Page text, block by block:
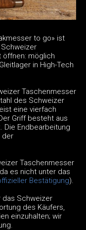
to go» ist
möglich
in High-Tech
Taschenmesser
des Schweizer
eine vierfach
Griff besteht aus
Die Endbearbeitung
der
Taschenmesser
es nicht unter das
Bestätigung).
das Schweizer
des Käufers,
einzuhalten; wir